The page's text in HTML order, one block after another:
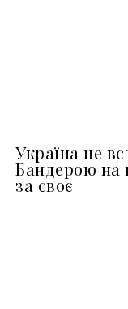
Україна не
Бандерою на
за своє